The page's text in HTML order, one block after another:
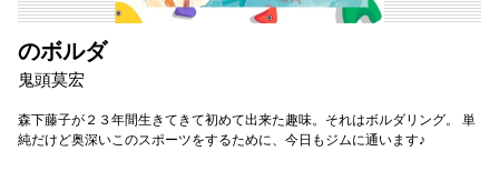
のボルダ
鬼頭莫宏
森下藤子が２３年間生きてきて初めて出来た趣味。それはボルダリング。 単
純だけど奥深いこのスポーツをするために、今日もジムに通います♪